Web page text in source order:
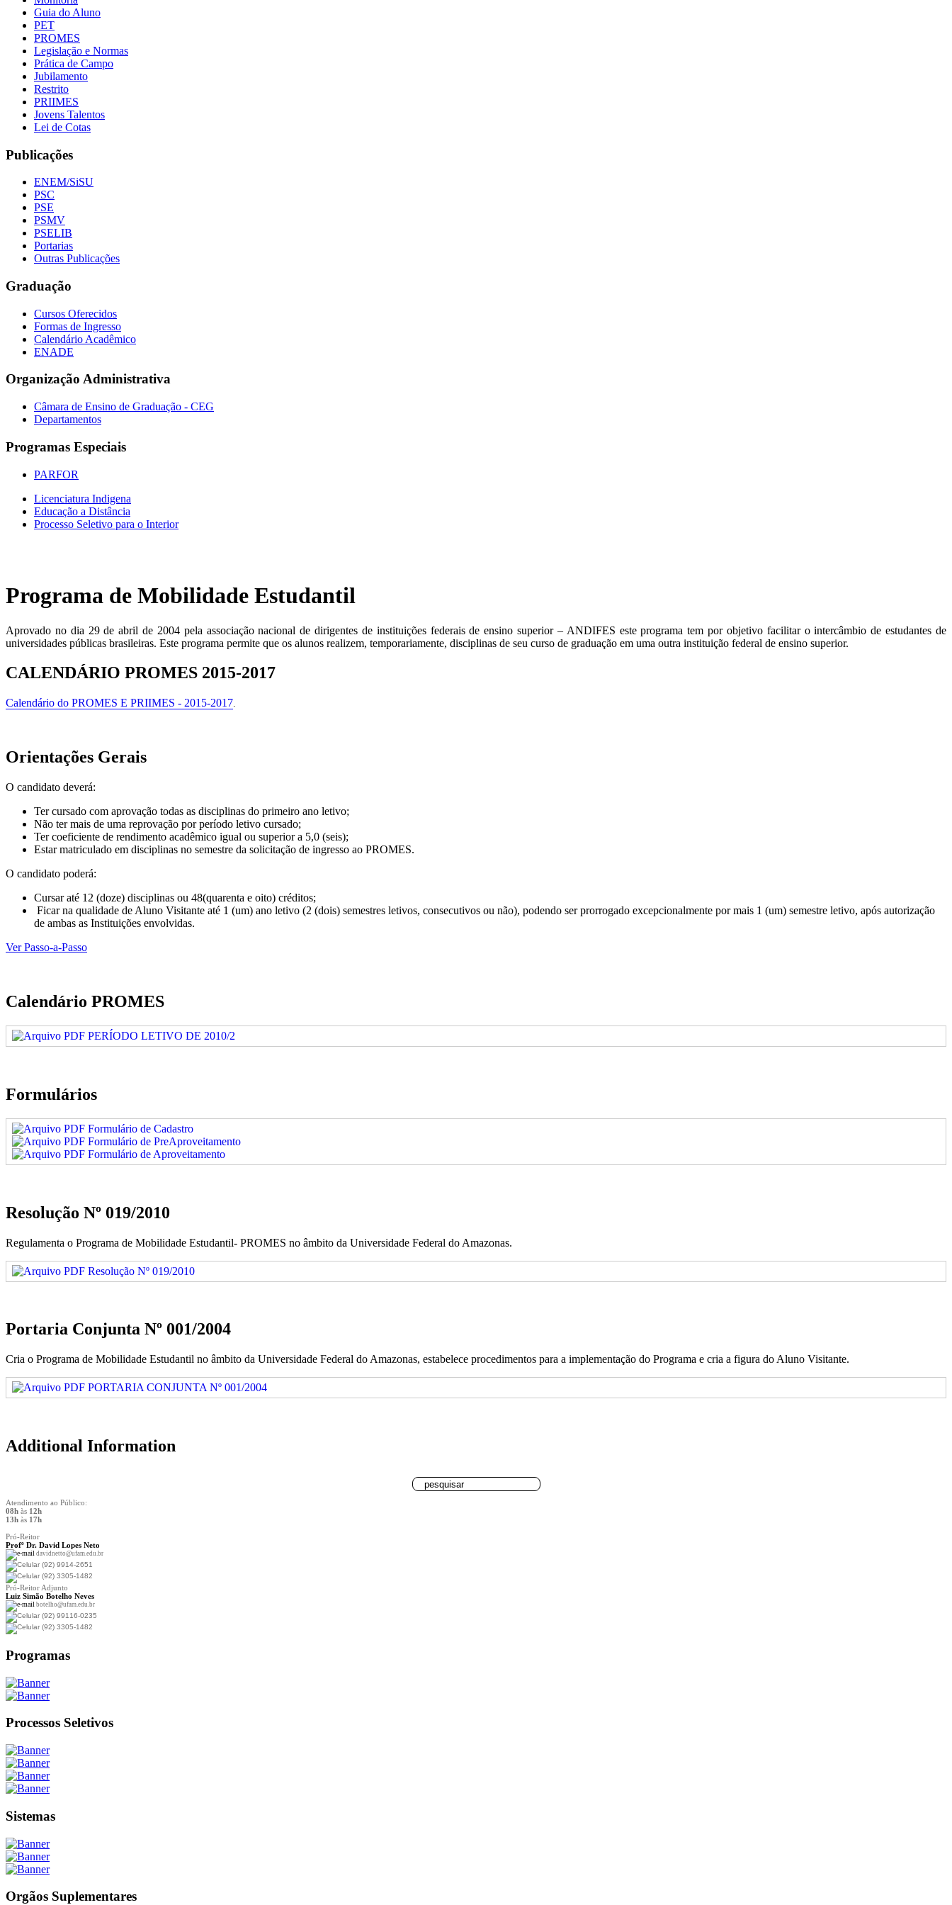
Guia do Aluno
PET
PROMES
Legislação e Normas
Prática de Campo
Jubilamento
Restrito
PRIIMES
Jovens Talentos
Lei de Cotas
Publicações
ENEM/SiSU
PSC
PSE
PSMV
PSELIB
Portarias
Outras Publicações
Graduação
Cursos Oferecidos
Formas de Ingresso
Calendário Acadêmico
ENADE
Organização Administrativa
Câmara de Ensino de Graduação - CEG
Departamentos
Programas Especiais
PARFOR
Licenciatura Indigena
Educação a Distância
Processo Seletivo para o Interior
Programa de Mobilidade Estudantil
Aprovado no dia 29 de abril de 2004 pela associação nacional de dirigentes de instituições federais de ensino superior – ANDIFES este programa tem por objetivo facilitar o intercâmbio de estudantes de
universidades públicas brasileiras. Este programa permite que os alunos realizem, temporariamente, disciplinas de seu curso de graduação em uma outra instituição federal de ensino superior.
CALENDÁRIO PROMES 2015-2017
Calendário do PROMES E PRIIMES - 2015-2017.
Orientações Gerais
O candidato deverá:
Ter cursado com aprovação todas as disciplinas do primeiro ano letivo;
Não ter mais de uma reprovação por período letivo cursado;
Ter coeficiente de rendimento acadêmico igual ou superior a 5,0 (seis);
Estar matriculado em disciplinas no semestre da solicitação de ingresso ao PROMES.
O candidato poderá:
Cursar até 12 (doze) disciplinas ou 48(quarenta e oito) créditos;
Ficar na qualidade de Aluno Visitante até 1 (um) ano letivo (2 (dois) semestres letivos, consecutivos ou não), podendo ser prorrogado excepcionalmente por mais 1 (um) semestre letivo, após autorização
de ambas as Instituições envolvidas.
Ver Passo-a-Passo
Calendário PROMES
PERÍODO LETIVO DE 2010/2
Formulários
Formulário de Cadastro
Formulário de PreAproveitamento
Formulário de Aproveitamento
Resolução Nº 019/2010
Regulamenta o Programa de Mobilidade Estudantil- PROMES no âmbito da Universidade Federal do Amazonas.
Resolução Nº 019/2010
Portaria Conjunta Nº 001/2004
Cria o Programa de Mobilidade Estudantil no âmbito da Universidade Federal do Amazonas, estabelece procedimentos para a implementação do Programa e cria a figura do Aluno Visitante.
PORTARIA CONJUNTA Nº 001/2004
Additional Information
Atendimento ao Público:
08h às 12h
13h às 17h
Pró-Reitor
Profº Dr. David Lopes Neto
davidnetto@ufam.edu.br
(92) 9914-2651
(92) 3305-1482
Pró-Reitor Adjunto
Luiz Simão Botelho Neves
botelho@ufam.edu.br
(92) 99116-0235
(92) 3305-1482
Programas
Processos Seletivos
Sistemas
Orgãos Suplementares